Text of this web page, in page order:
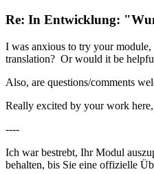
Re: In Entwicklung:
I was anxious to try your
translation? Or would it be
Also, are questions/comments
Really excited by your work
----
Ich war bestrebt, Ihr Modul
behalten, bis Sie eine offizielle